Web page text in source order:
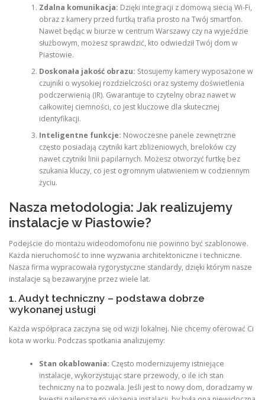
Zdalna komunikacja: Dzięki integracji z domową siecią Wi-Fi,
obraz z kamery przed furtką trafia prosto na Twój smartfon.
Nawet będąc w biurze w centrum Warszawy czy na wyjeździe
służbowym, możesz sprawdzić, kto odwiedził Twój dom w
Piastowie.
Doskonała jakość obrazu: Stosujemy kamery wyposażone w
czujniki o wysokiej rozdzielczości oraz systemy doświetlenia
podczerwienią (IR). Gwarantuje to czytelny obraz nawet w
całkowitej ciemności, co jest kluczowe dla skutecznej
identyfikacji.
Inteligentne funkcje: Nowoczesne panele zewnętrzne
często posiadają czytniki kart zbliżeniowych, breloków czy
nawet czytniki linii papilarnych. Możesz otworzyć furtkę bez
szukania kluczy, co jest ogromnym ułatwieniem w codziennym
życiu.
Nasza metodologia: Jak realizujemy
instalacje w Piastowie?
Podejście do montażu wideodomofonu nie powinno być szablonowe.
Każda nieruchomość to inne wyzwania architektoniczne i techniczne.
Nasza firma wypracowała rygorystyczne standardy, dzięki którym nasze
instalacje są bezawaryjne przez wiele lat.
1. Audyt techniczny – podstawa dobrze
wykonanej usługi
Każda współpraca zaczyna się od wizji lokalnej. Nie chcemy oferować Ci
kota w worku. Podczas spotkania analizujemy:
Stan okablowania: Często modernizujemy istniejące
instalacje, wykorzystując stare przewody, o ile ich stan
techniczny na to pozwala. Jeśli jest to nowy dom, doradzamy w